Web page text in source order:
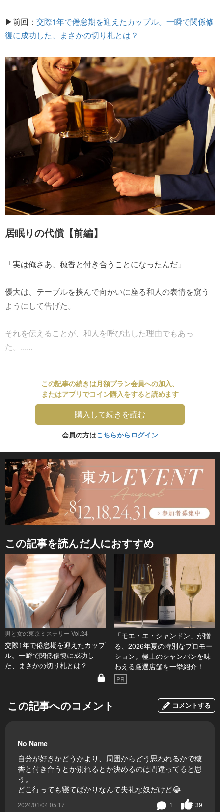
▶前回： 交際1年で倦怠期を迎えたカップル。一瞬で関係修
復に成功した、まさかの切り札とは？
居眠りの代償【前編】
「実は俺さあ、穂香と付き合うことになったんだ」
優大は、テーブルを挟んで向かいに座る和人の表情を窺う
ようにして告げた。
それを伝えることが、和人を呼び出した理由でもあっ
た。......
この記事の続きは月額プラン会員への加入、
またはアプリでコイン購入をすると読めます
購入して続きを読む
会員の方はこちらからログイン
この記事を読んだ人におすすめ
男と女の東京ミステリー Vol.24
交際1年で倦怠期を迎えたカップ
ル。一瞬で関係修復に成功し
た、まさかの切り札とは？
「モエ・エ・シャンドン」が贈
る、2026年夏の特別なプロモー
ション。極上のシャンパンを味
わえる厳選店舗を一挙紹介！
PR
この記事へのコメント コメントする
No Name
自分が好きかどうかより、周囲からどう思われるかで穂
香と付き合うとか別れるとか決めるのは間違ってると思
う。
どこ行っても寝てばかりなんて失礼な奴だけど😂
2024/01/04 05:17 39
1